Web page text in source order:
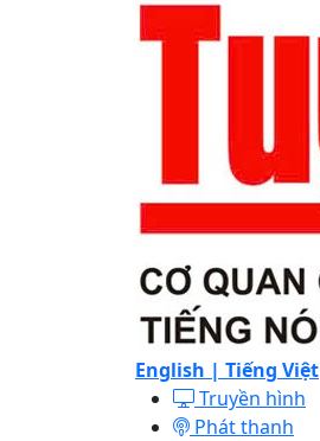
English | Tiếng Việt
Truyền hình
Phát thanh